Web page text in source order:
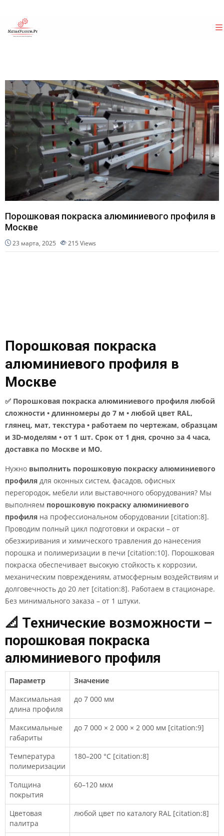
Порошковая покраска алюминиевого профиля в
Москве
23 марта, 2025 215 Views
Порошковая покраска
алюминиевого профиля в
Москве
✅ Порошковая покраска алюминиевого профиля любой
сложности • длинномеры до 7 м • любой цвет RAL,
глянец, мат, текстура • работаем по чертежам, образцам
и 3D-моделям • от 1 шт. Срок от 1 дня, срочно за 4 часа,
доставка по Москве и МО.
Нужно выполнить порошковую покраску алюминиевого
профиля для оконных систем, фасадов, офисных
перегородок, мебели или выставочного оборудования? Мы
выполняем порошковую покраску алюминиевого
профиля на профессиональном оборудовании [citation:8].
Проводим полный цикл подготовки и окраски – от
обезжиривания и химического травления до нанесения
порошка и полимеризации в печи [citation:10]. Порошковая
покраска обеспечивает высокую стойкость к коррозии,
механическим повреждениям, атмосферным воздействиям и
долговечность до 20 лет [citation:8]. Работаем в стационаре.
Без минимального заказа – от 1 штуки.
📐 Технические возможности –
порошковая покраска
алюминиевого профиля
Параметр
Значение
Максимальная
длина профиля
до 7 000 мм
Максимальные
габариты
до 7 000 × 2 000 × 2 000 мм [citation:9]
Температура
полимеризации
180–200 °C [citation:8]
Толщина
покрытия
60–120 мкм
Цветовая
палитра
любой цвет по каталогу RAL [citation:8]